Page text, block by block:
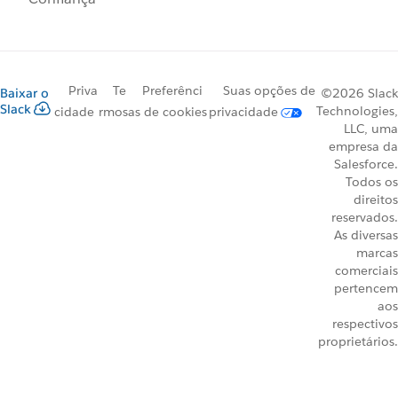
Baixar o
Slack
Priva
cidade
Te
rmos
Preferênci
as de cookies
Suas opções de
privacidade
©2026 Slack
Technologies,
LLC, uma
empresa da
Salesforce.
Todos os
direitos
reservados.
As diversas
marcas
comerciais
pertencem
aos
respectivos
proprietários.